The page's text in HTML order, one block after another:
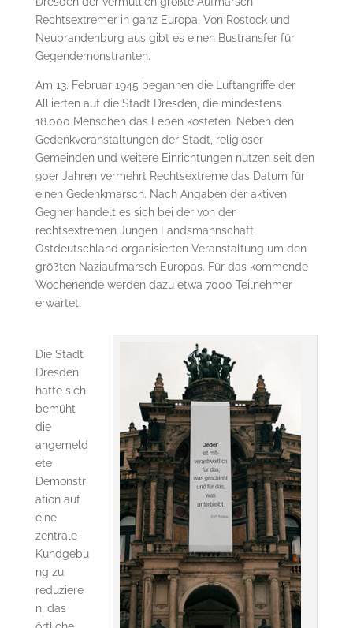
Rechtsextremer in ganz Europa. Von Rostock und
Neubrandenburg aus gibt es einen Bustransfer für
Gegendemonstranten.
Am 13. Februar 1945 begannen die Luftangriffe der
Alliierten auf die Stadt Dresden, die mindestens
18.000 Menschen das Leben kosteten. Neben den
Gedenkveranstaltungen der Stadt, religiöser
Gemeinden und weitere Einrichtungen nutzen seit den
90er Jahren vermehrt Rechtsextreme das Datum für
einen Gedenkmarsch. Nach Angaben der aktiven
Gegner handelt es sich bei der von der
rechtsextremen Jungen Landsmannschaft
Ostdeutschland organisierten Veranstaltung um den
größten Naziaufmarsch Europas. Für das kommende
Wochenende werden dazu etwa 7000 Teilnehmer
erwartet.
Die Stadt
Dresden
hatte sich
bemüht
die
angemeld
ete
Demonstr
ation auf
eine
zentrale
Kundgebu
ng zu
reduziere
n, das